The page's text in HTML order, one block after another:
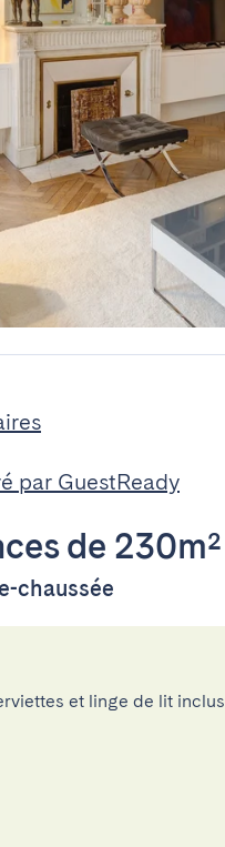
par GuestReady
de 230m²
chaussée
et linge de lit inclus